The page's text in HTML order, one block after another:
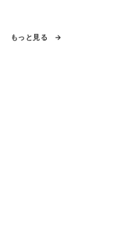
もっと見る